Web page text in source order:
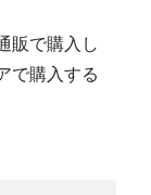
販で購入し
で購入する